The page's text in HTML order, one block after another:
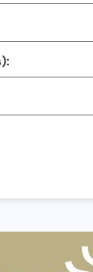
Co
na
trzech